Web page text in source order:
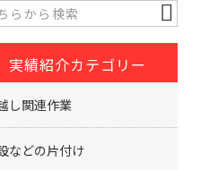
実績紹介カテゴリー
し関連作業
などの片付け